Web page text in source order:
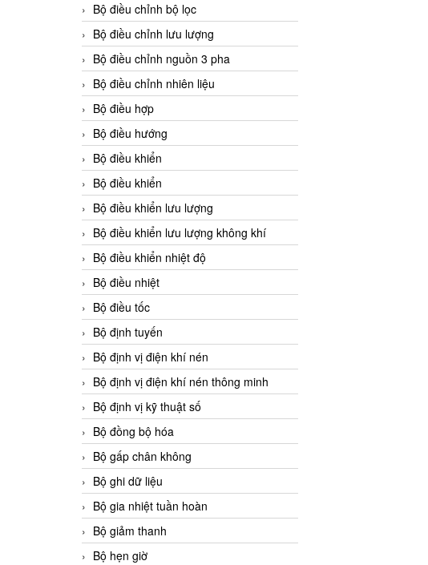
Bộ điều chỉnh bộ lọc
Bộ điều chỉnh lưu lượng
Bộ điều chỉnh nguồn 3 pha
Bộ điều chỉnh nhiên liệu
Bộ điều hợp
Bộ điều hướng
Bộ điều khiển
Bộ điều khiển
Bộ điều khiển lưu lượng
Bộ điều khiển lưu lượng không khí
Bộ điều khiển nhiệt độ
Bộ điều nhiệt
Bộ điều tốc
Bộ định tuyến
Bộ định vị điện khí nén
Bộ định vị điện khí nén thông minh
Bộ định vị kỹ thuật số
Bộ đồng bộ hóa
Bộ gấp chân không
Bộ ghi dữ liệu
Bộ gia nhiệt tuần hoàn
Bộ giảm thanh
Bộ hẹn giờ